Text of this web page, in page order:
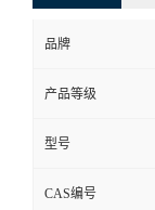
品牌
产品等级
型号
CAS编号